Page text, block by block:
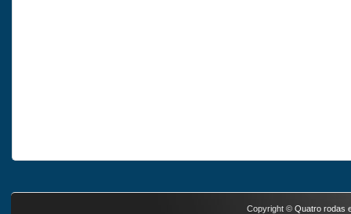
Copyright © Quatro rodas